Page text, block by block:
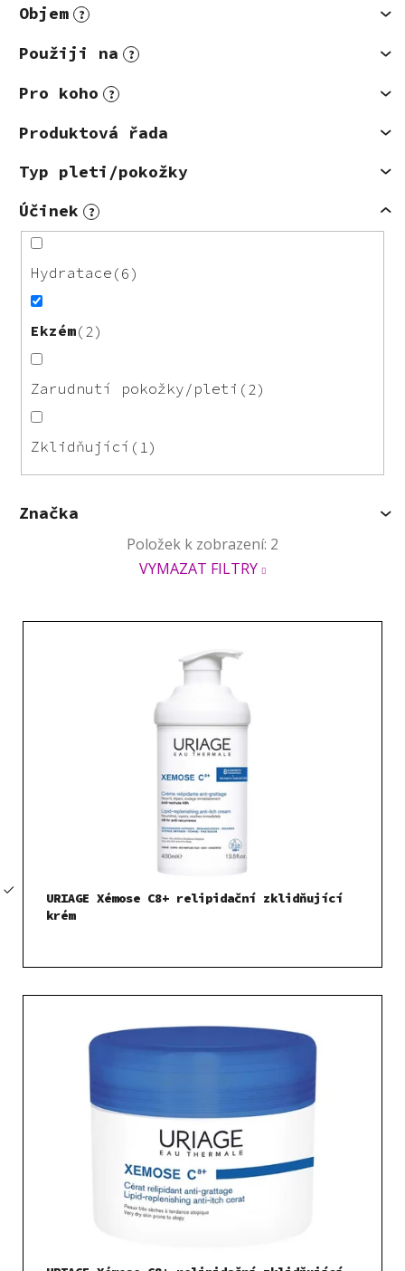
Objem ?
Použiji na ?
Pro koho ?
Produktová řada
Typ pleti/pokožky
Účinek
?
Hydratace 6
Ekzém 2
Zarudnutí pokožky/pleti 2
Zklidňující 1
Značka
VYMAZAT FILTRY
Položek k zobrazení: 2
t
URIAGE Xémose C8+ relipidační zklidňující
krém